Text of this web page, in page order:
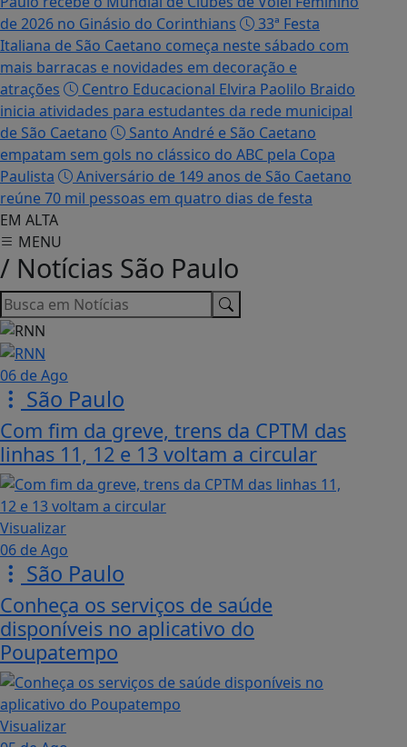
de 2026 no Ginásio do Corinthians
33ª Festa
Italiana de São Caetano começa neste sábado com
mais barracas e novidades em decoração e
atrações
Centro Educacional Elvira Paolilo Braido
inicia atividades para estudantes da rede municipal
de São Caetano
Santo André e São Caetano
empatam sem gols no clássico do ABC pela Copa
Paulista
Aniversário de 149 anos de São Caetano
reúne 70 mil pessoas em quatro dias de festa
EM ALTA
MENU
/ Notícias São Paulo
06 de Ago
São Paulo
Com fim da greve, trens da CPTM das
linhas 11, 12 e 13 voltam a circular
Visualizar
06 de Ago
São Paulo
Conheça os serviços de saúde
disponíveis no aplicativo do
Poupatempo
Visualizar